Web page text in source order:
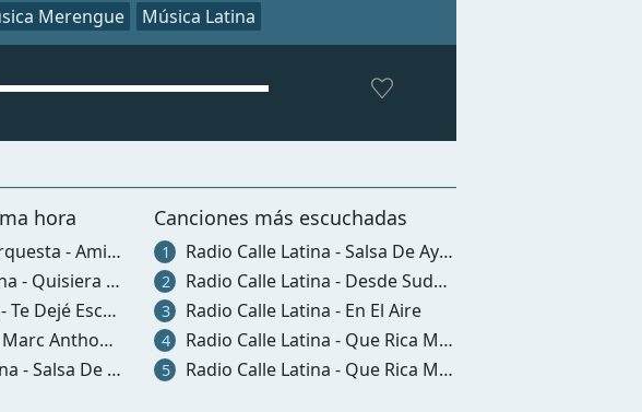
Merengue Música Latina
hora
- Amiga
Saber
Dejé Escapar
- Yo También
De Ayer Y Hoy
Canciones más escuchadas
1 Radio Calle Latina - Salsa De Ayer Y Hoy
2 Radio Calle Latina - Desde Sudamérica
3 Radio Calle Latina - En El Aire
4 Radio Calle Latina - Que Rica Música!
5 Radio Calle Latina - Que Rica Música